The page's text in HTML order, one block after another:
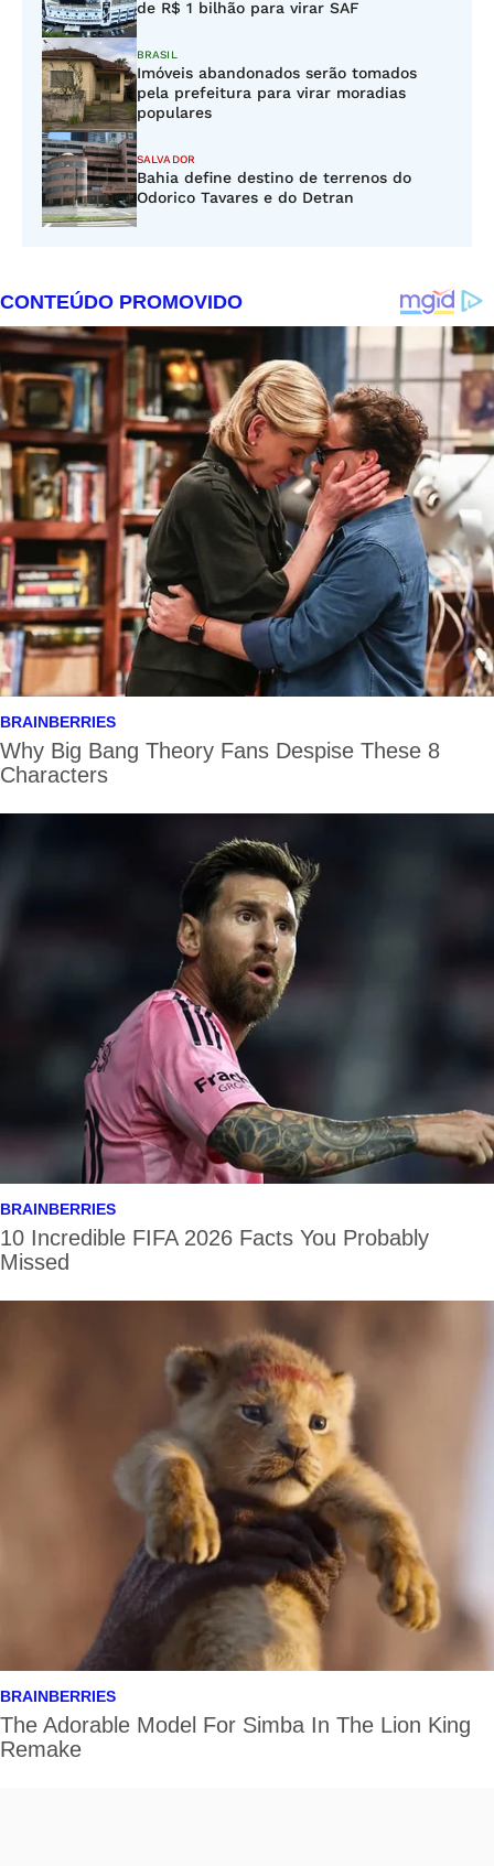
de R$ 1 bilhão para virar SAF
BRASIL
Imóveis abandonados serão tomados
pela prefeitura para virar moradias
populares
SALVADOR
Bahia define destino de terrenos do
Odorico Tavares e do Detran